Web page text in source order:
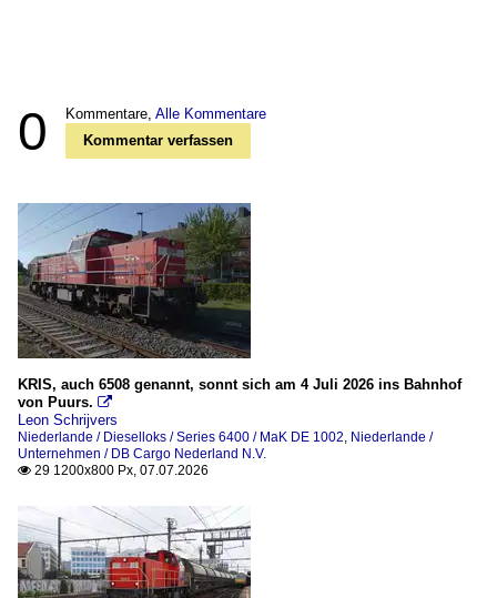
0 Kommentare, Alle Kommentare
Kommentar verfassen
KRIS, auch 6508 genannt, sonnt sich am 4 Juli 2026 ins Bahnhof
von Puurs. 
Leon Schrijvers
Niederlande / Dieselloks / Series 6400 / MaK DE 1002, Niederlande /
Unternehmen / DB Cargo Nederland N.V.
 29 1200x800 Px, 07.07.2026